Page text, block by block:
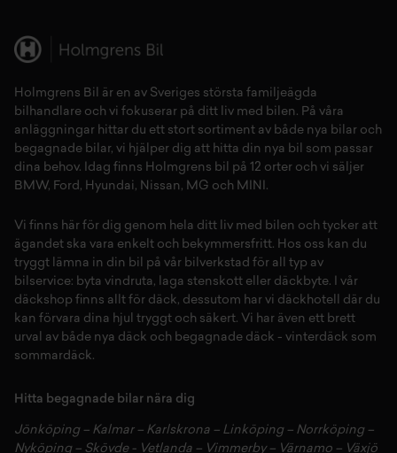
Holmgrens Bil är en av Sveriges största familjeägda
bilhandlare och vi fokuserar på ditt liv med bilen. På våra
anläggningar hittar du ett stort sortiment av både nya bilar och
begagnade bilar, vi hjälper dig att hitta din nya bil som passar
dina behov. Idag finns Holmgrens bil på 12 orter och vi säljer
BMW, Ford, Hyundai, Nissan , MG och MINI.
Vi finns här för dig genom hela ditt liv med bilen och tycker att
ägandet ska vara enkelt och bekymmersfritt. Hos oss kan du
tryggt lämna in din bil på vår bilverkstad för all typ av
bilservice: byta vindruta, laga stenskott eller däckbyte. I vår
däckshop finns allt för däck, dessutom har vi däckhotell där du
kan förvara dina hjul tryggt och säkert. Vi har även ett brett
urval av både nya däck och begagnade däck - vinterdäck som
sommardäck.
Hitta begagnade bilar nära dig
Jönköping– Kalmar – Karlskrona – Linköping– Norrköping–
Nyköping– Skövde- Vetlanda – Vimmerby– Värnamo – Växjö